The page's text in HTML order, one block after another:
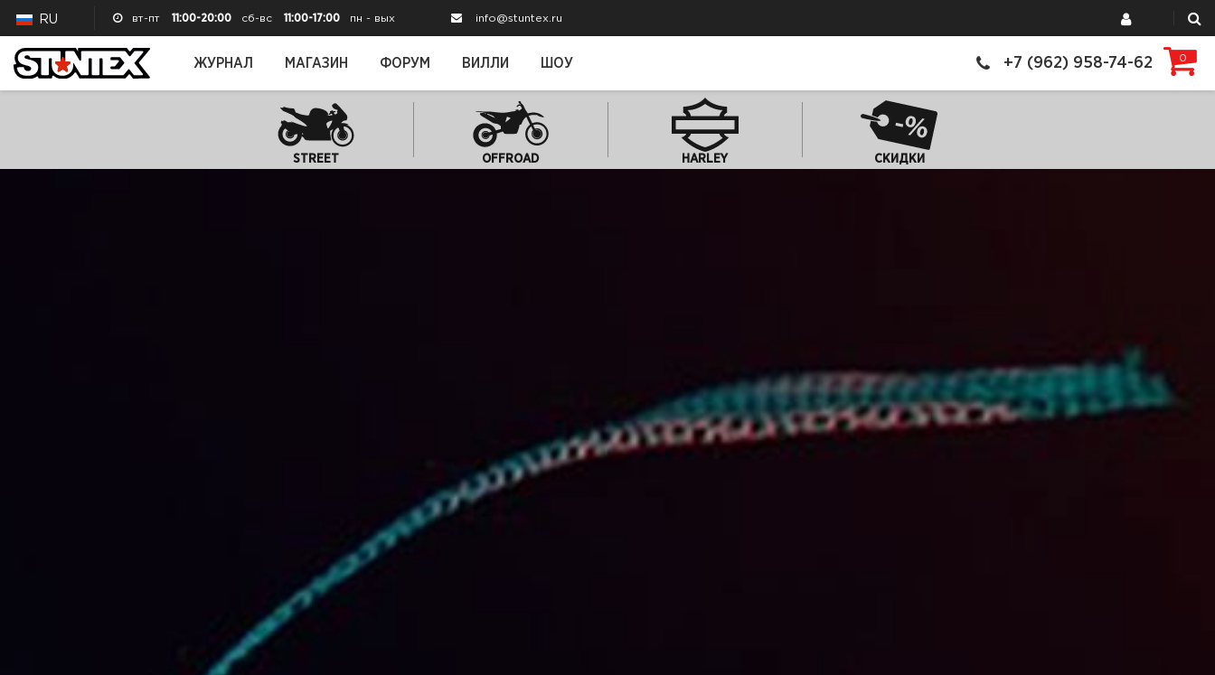
RU вт-пт 11:00-20:00 сб-вс 11:00-17:00 пн - вых info@stuntex.ru
ЖУРНАЛ МАГАЗИН ФОРУМ ВИЛЛИ ШОУ +7 (962) 958-74-62 0
STREET OFFROAD HARLEY СКИДКИ